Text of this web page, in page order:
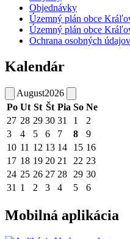
Objednávky
Územný plán obce
Územný plán obce
Ochrana osobných údajov
Kalendár
August2026
Po Ut St Št Pia So Ne
27 28 29 30 31 1
2
3
4 5 6 7 8
9
10 11 12 13 14 15 16
17 18 19 20 21 22 23
24 25 26 27 28 29 30
31 1 2 3 4 5 6
Mobilná aplikácia